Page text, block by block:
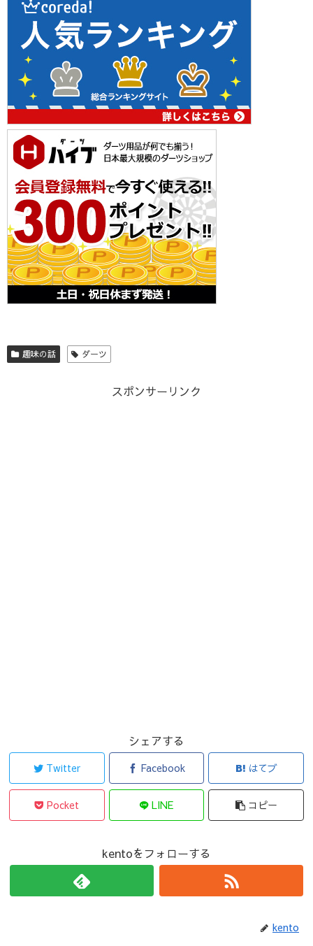
趣味の話 ダーツ
スポンサーリンク
シェアする
Twitter Facebook はてブ
Pocket LINE コピー
kentoをフォローする
kento